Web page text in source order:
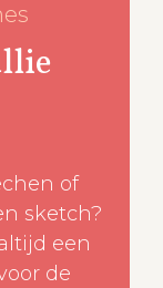
of
sketch?
een
de